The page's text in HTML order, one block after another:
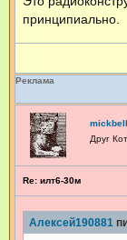
принципиально.
Реклама
mickbell
Друг
Re: илт6-30м
Алексей190881